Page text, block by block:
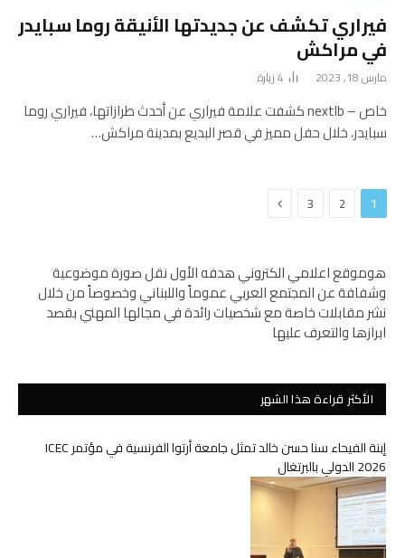
فيراري تكشف عن جديدتها الأنيقة روما سبايدر
في مراكش
مارس 18, 2023 4زيارة
خاص – nextlb كشفت علامة فيراري عن أحدث طرازاتها، فيراري روما
سبايدر، خلال حفل مميز في قصر البديع بمدينة مراكش…
1
2
3 التالي
هوموقع اعلامي الكتروني هدفه الأول نقل صورة موضوعية
وشفافة عن المجتمع العربي عموماً واللبناني وخصوصاً من خلال
نشر مقابلات خاصة مع شخصيات رائدة في مجالها المهني بقصد
ابرازها والتعرف عليها
الأكثر قراءة هذا الشهر
إبنة الفيحاء سنا حسن خالد تمثل جامعة أرتوا الفرنسية في مؤتمر ICEC
2026 الدولي بالبرتغال